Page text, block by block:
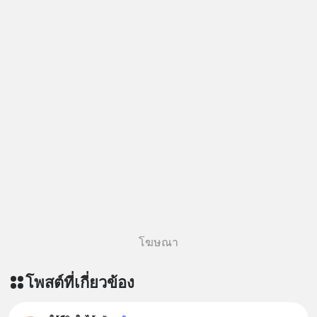
โฆษณา
โพสต์ที่เกี่ยวข้อง